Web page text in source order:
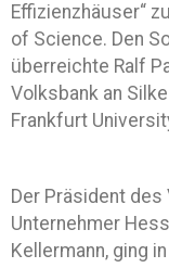
Effizienzhäuser“
of Science. Den
überreichte Ralf
Volksbank an
Frankfurt
Der Präsident
Unternehmer
Kellermann, ging